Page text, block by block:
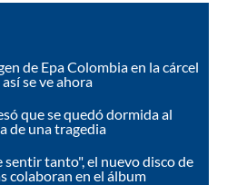
de Epa Colombia en la cárcel
se ve ahora
que se quedó dormida al
de una tragedia
tanto", el nuevo disco de
colaboran en el álbum